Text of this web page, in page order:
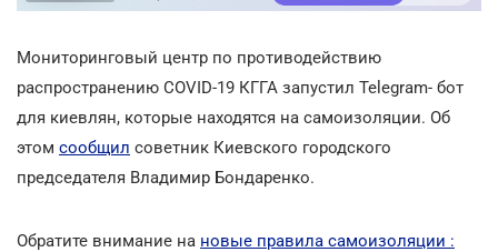
Мониторинговый центр по противодействию
распространению COVID-19 КГГА запустил Telegram- бот
для киевлян, которые находятся на самоизоляции. Об
этом сообщил советник Киевского городского
председателя Владимир Бондаренко.
Обратите внимание на новые правила самоизоляции :